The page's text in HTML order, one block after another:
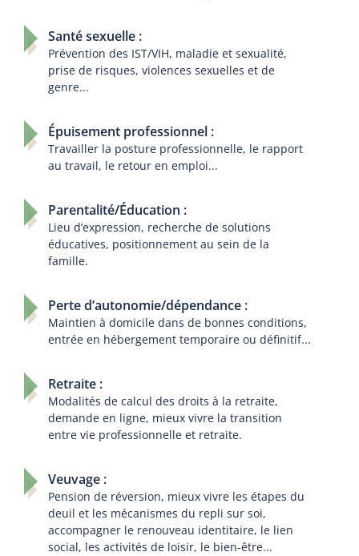
Santé sexuelle :
Prévention des IST/VIH, maladie et sexualité,
prise de risques, violences sexuelles et de
genre...
Épuisement professionnel :
Travailler la posture professionnelle, le rapport
au travail, le retour en emploi...
Parentalité/Éducation :
Lieu d’expression, recherche de solutions
éducatives, positionnement au sein de la
famille.
Perte d’autonomie/dépendance :
Maintien à domicile dans de bonnes conditions,
entrée en hébergement temporaire ou définitif...
Retraite :
Modalités de calcul des droits à la retraite,
demande en ligne, mieux vivre la transition
entre vie professionnelle et retraite.
Veuvage :
Pension de réversion, mieux vivre les étapes du
deuil et les mécanismes du repli sur soi,
accompagner le renouveau identitaire, le lien
social, les activités de loisir, le bien-être...